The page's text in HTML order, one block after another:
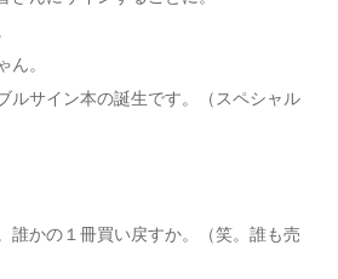
ん。
ルサイン本の誕生です。（スペシャル
誰かの１冊買い戻すか。（笑。誰も売